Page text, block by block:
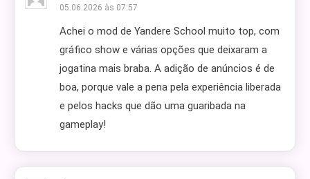
05.06.2026 às 07:57
Achei o mod de Yandere School muito top, com
gráfico show e várias opções que deixaram a
jogatina mais braba. A adição de anúncios é de
boa, porque vale a pena pela experiência liberada
e pelos hacks que dão uma guaribada na
gameplay!